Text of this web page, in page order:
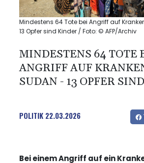
Mindestens 64 Tote bei Angriff auf
13 Opfer sind Kinder / Foto: © AFP/Archiv
MINDESTENS 64 TOTE
ANGRIFF AUF
SUDAN - 13 OPFER
POLITIK 22.03.2026
Bei einem Angriff auf ein